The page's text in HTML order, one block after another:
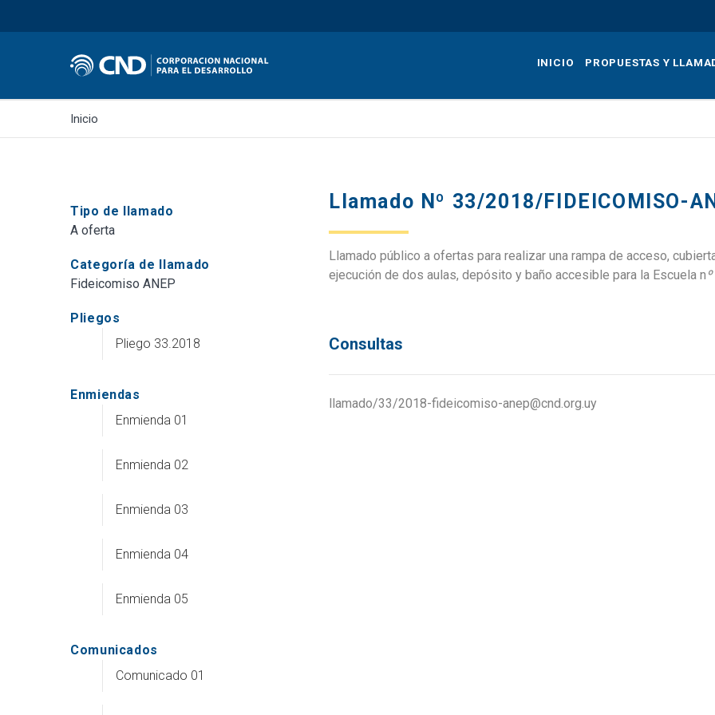
al
principal
INICIO PROPUESTAS Y
Inicio
Tipo de llamado
A oferta
Categoría de llamado
Fideicomiso ANEP
Pliegos
Pliego 33.2018
Enmiendas
Enmienda 01
Enmienda 02
Enmienda 03
Enmienda 04
Enmienda 05
Comunicados
Comunicado 01
Llamado Nº 33/2018/FIDEICOMISO-
Llamado público a ofertas para realizar una rampa de acceso,
ejecución de dos aulas, depósito y baño accesible para la Escuela n º
Consultas
llamado/33/2018-fideicomiso-anep@cnd.org.uy